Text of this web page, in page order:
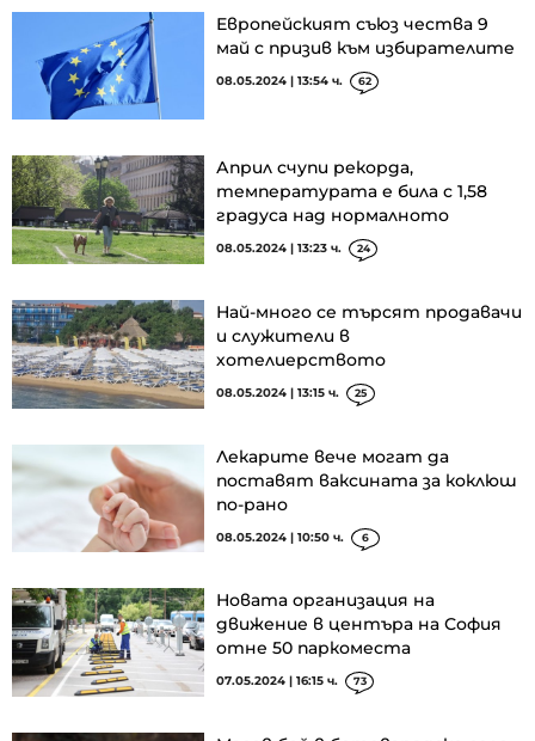
Европейският съюз чества 9
май с призив към избирателите
08.05.2024 | 13:54 ч. 62
Април счупи рекорда,
температурата е била с 1,58
градуса над нормалното
08.05.2024 | 13:23 ч. 24
Най-много се търсят продавачи
и служители в
хотелиерството
08.05.2024 | 13:15 ч. 25
Лекарите вече могат да
поставят ваксината за коклюш
по-рано
08.05.2024 | 10:50 ч. 6
Новата организация на
движение в центъра на София
отне 50 паркоместа
07.05.2024 | 16:15 ч. 73